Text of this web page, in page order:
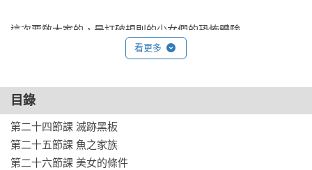
這次要敎大家的，是打破規則的少女們的恐怖體驗──
能讓討厭東西消失的黑板。
不按照規定丟棄垃圾的少女。
你是否有辦法克制內心任性的欲望呢？
不如趕快開始今天的課程吧，呼呼……
看更多
目錄
第二十四節課 滅跡黑板
第二十五節課 魚之家族
第二十六節課 美女的條件